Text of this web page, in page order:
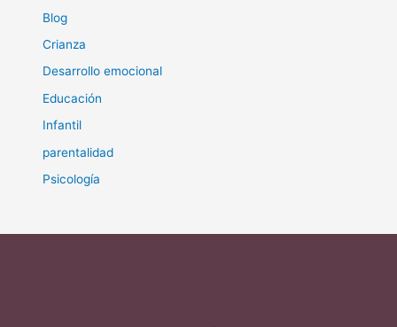
Blog
Crianza
Desarrollo emocional
Educación
Infantil
parentalidad
Psicología